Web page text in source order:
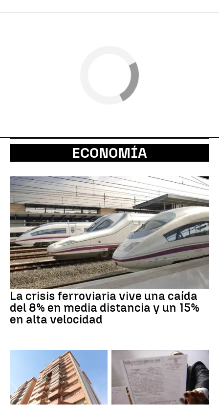
ECONOMÍA
La crisis ferroviaria vive una caída
del 8% en media distancia y un 15%
en alta velocidad